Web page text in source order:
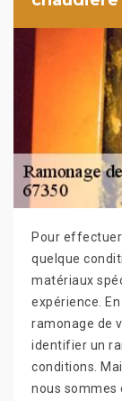
Pour
quelque
matériaux
expérience.
ramonage de
identifier un
conditions.
nous sommes